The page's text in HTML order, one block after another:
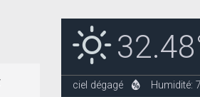
ciel dégagé Humidité: